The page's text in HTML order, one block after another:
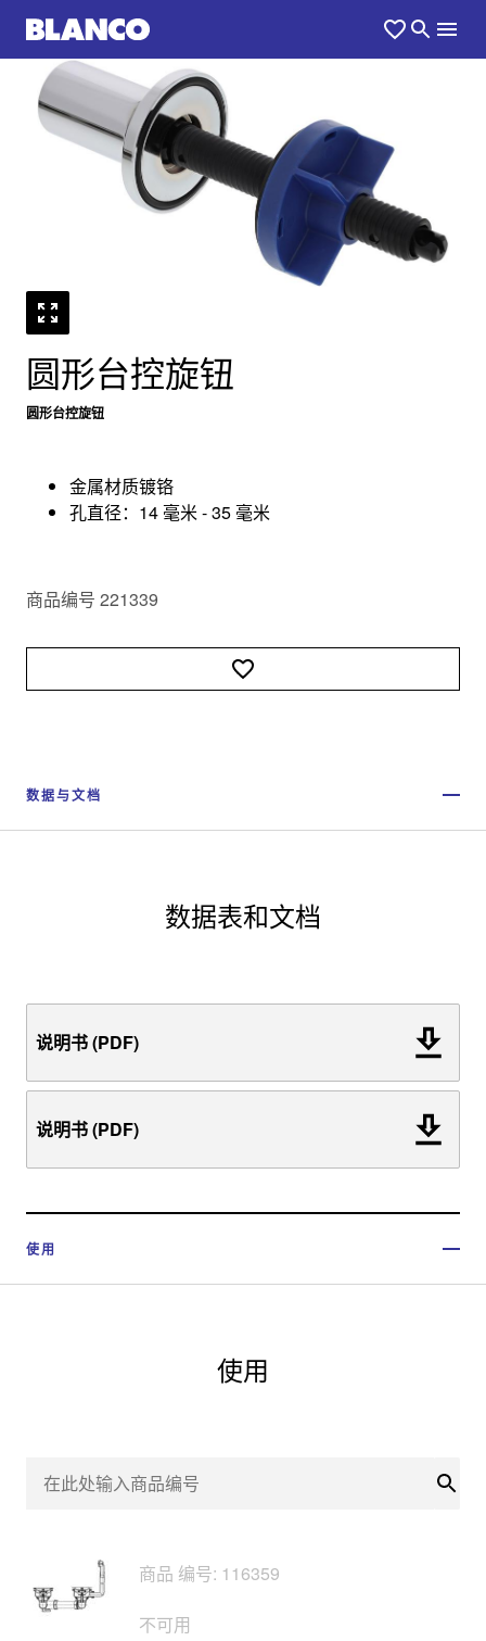
圆形台控旋钮
圆形台控旋钮
金属材质镀铬
孔直径：14 毫米 - 35 毫米
商品编号 221339
数据与文档
数据表和文档
说明书 (PDF)
说明书 (PDF)
使用
使用
搜索
商品 编号: 116359
不可用